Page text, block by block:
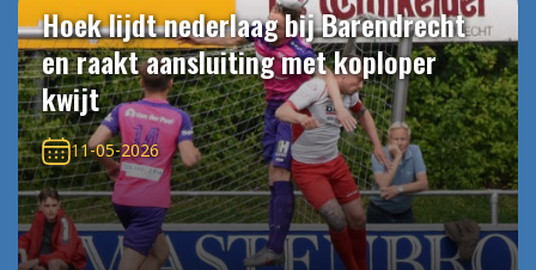
Hoek lijdt nederlaag bij Barendrecht
en raakt aansluiting met koploper
kwijt
11-05-2026